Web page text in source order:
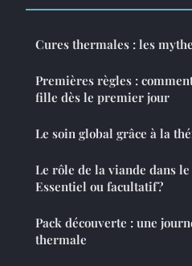
Cures thermales : les
Premières règles :
fille dès le premier jour
Le soin global grâce à la
Le rôle de la viande dans
Essentiel ou facultatif?
Pack découverte : une
thermale